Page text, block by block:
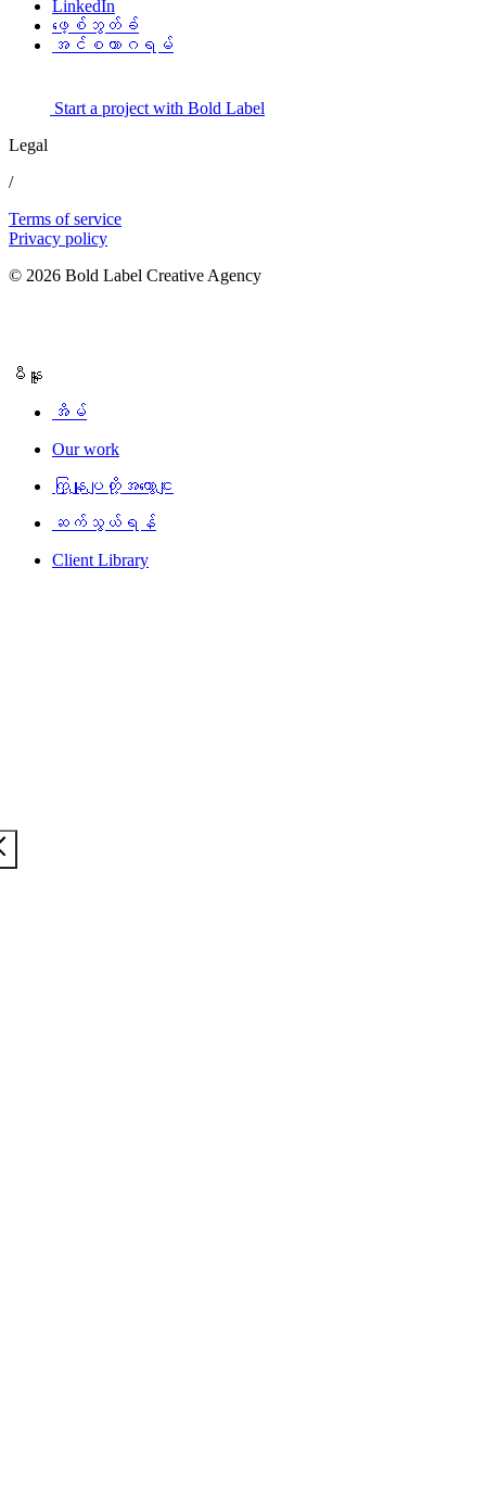
LinkedIn
ဖေ့စ်ဘွတ်ခ်
အင်စတာဂရမ်
Start a project with Bold Label
Legal
/
Terms of service
Privacy policy
© 2026 Bold Label Creative Agency
မီနူး
အိမ်
Our work
ကြှနျုပျတို့အကွောငျး
ဆက်သွယ်ရန်
Client Library